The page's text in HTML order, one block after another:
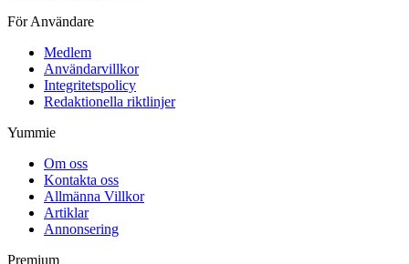
För Användare
Medlem
Användarvillkor
Integritetspolicy
Redaktionella riktlinjer
Yummie
Om oss
Kontakta oss
Allmänna Villkor
Artiklar
Annonsering
Premium